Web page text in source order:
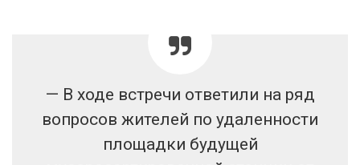
— В ходе встречи ответили на ряд
вопросов жителей по удаленности
площадки будущей